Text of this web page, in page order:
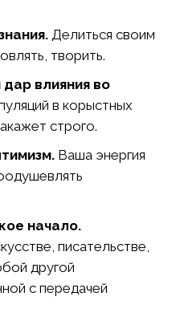
Делиться своим
творить.
влияния во
в корыстных
строго.
Ваша энергия
начало.
писательстве,
другой
с передачей